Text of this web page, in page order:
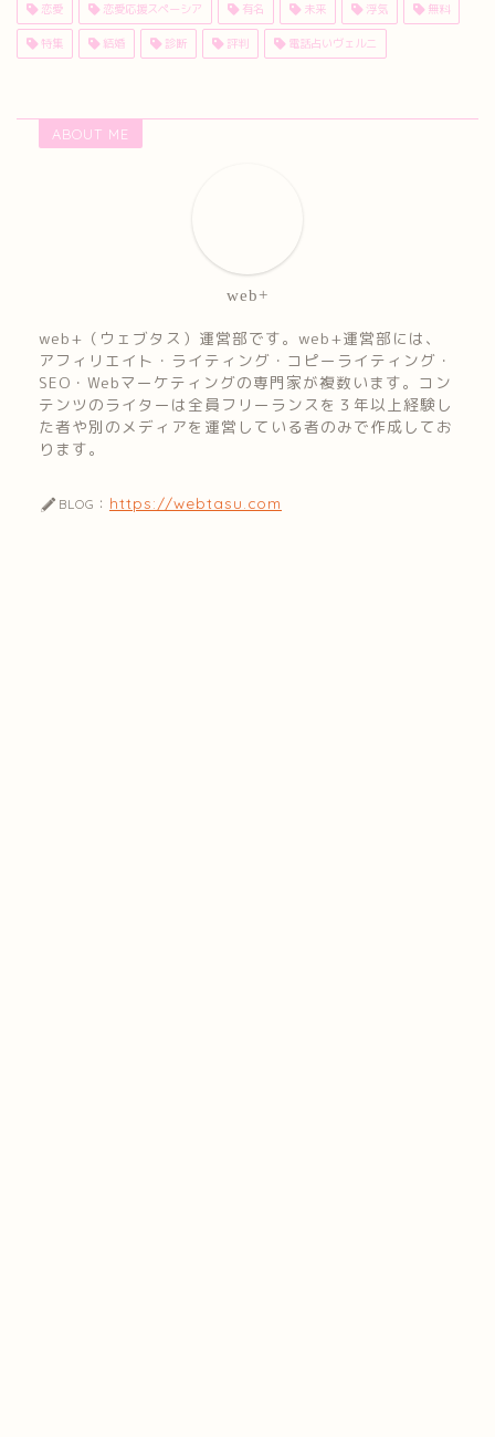
恋愛 恋愛応援スペーシア 有名 未来 浮気 無料
特集 結婚 診断 評判 電話占いヴェルニ
ABOUT ME
web+
web+（ウェブタス）運営部です。web+運営部には、
アフィリエイト・ライティング・コピーライティング・
SEO・Webマーケティングの専門家が複数います。コン
テンツのライターは全員フリーランスを３年以上経験し
た者や別のメディアを運営している者のみで作成してお
ります。
BLOG： https://webtasu.com